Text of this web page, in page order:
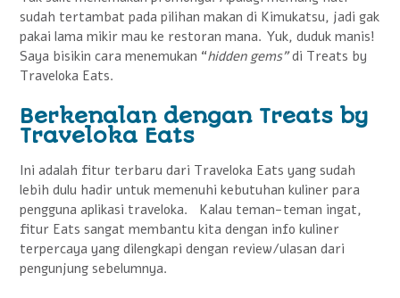
sudah tertambat pada pilihan makan di Kimukatsu, jadi gak
pakai lama mikir mau ke restoran mana. Yuk, duduk manis!
Saya bisikin cara menemukan “hidden gems”di Treats by
Traveloka Eats.
Berkenalan dengan Treats by
Traveloka Eats
Ini adalah fitur terbaru dari Traveloka Eats yang sudah
lebih dulu hadir untuk memenuhi kebutuhan kuliner para
pengguna aplikasi traveloka. Kalau teman-teman ingat,
fitur Eats sangat membantu kita dengan info kuliner
terpercaya yang dilengkapi dengan review/ulasan dari
pengunjung sebelumnya.